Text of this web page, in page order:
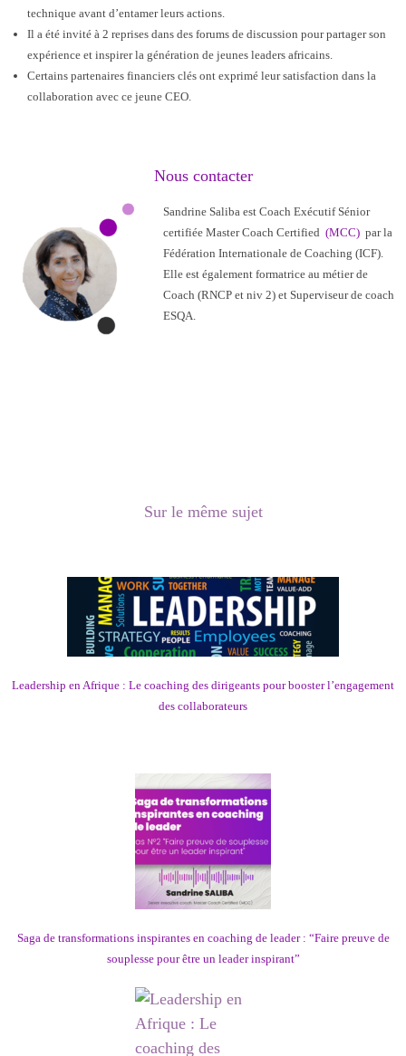
technique avant d’entamer leurs actions.
Il a été invité à 2 reprises dans des forums de discussion pour partager son
expérience et inspirer la génération de jeunes leaders africains.
Certains partenaires financiers clés ont exprimé leur satisfaction dans la
collaboration avec ce jeune CEO.
Nous contacter
Sandrine Saliba est Coach Exécutif Sénior
certifiée Master Coach Certified (MCC) par la
Fédération Internationale de Coaching (ICF).
Elle est également formatrice au métier de
Coach (RNCP et niv 2) et Superviseur de coach
ESQA.
Sur le même sujet
Leadership en Afrique : Le coaching des dirigeants pour booster l’engagement
des collaborateurs
Saga de transformations inspirantes en coaching de leader : “Faire preuve de
souplesse pour être un leader inspirant”